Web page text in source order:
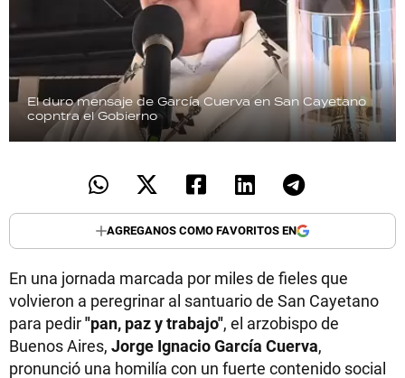
El duro mensaje de García Cuerva en San Cayetano
copntra el Gobierno
AGREGANOS COMO FAVORITOS EN
En una jornada marcada por miles de fieles que
volvieron a peregrinar al santuario de San Cayetano
para pedir"pan, paz y trabajo", el arzobispo de
Buenos Aires, Jorge Ignacio García Cuerva,
pronunció una homilía con un fuerte contenido social